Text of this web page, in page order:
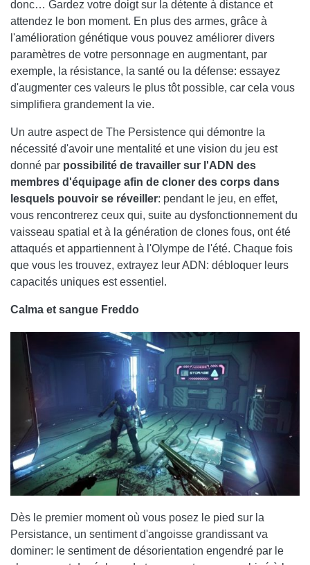
donc… Gardez votre doigt sur la détente à distance et
attendez le bon moment. En plus des armes, grâce à
l'amélioration génétique vous pouvez améliorer divers
paramètres de votre personnage en augmentant, par
exemple, la résistance, la santé ou la défense: essayez
d'augmenter ces valeurs le plus tôt possible, car cela vous
simplifiera grandement la vie.
Un autre aspect de The Persistence qui démontre la
nécessité d'avoir une mentalité et une vision du jeu est
donné par possibilité de travailler sur l'ADN des
membres d'équipage afin de cloner des corps dans
lesquels pouvoir se réveiller: pendant le jeu, en effet,
vous rencontrerez ceux qui, suite au dysfonctionnement du
vaisseau spatial et à la génération de clones fous, ont été
attaqués et appartiennent à l'Olympe de l'été. Chaque fois
que vous les trouvez, extrayez leur ADN: débloquer leurs
capacités uniques est essentiel.
Calma et sangue Freddo
Dès le premier moment où vous posez le pied sur la
Persistance, un sentiment d'angoisse grandissant va
dominer: le sentiment de désorientation engendré par le